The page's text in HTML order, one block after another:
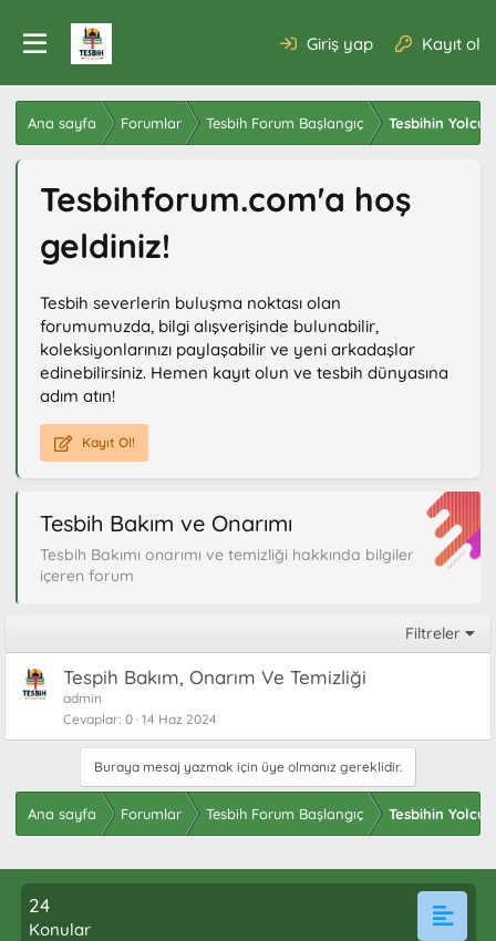
Giriş yap Kayıt ol
Ana sayfa Forumlar Tesbih Forum Başlangıç Tesbihin
Tesbihforum.com'a hoş
geldiniz!
Tesbih severlerin buluşma noktası olan
forumumuzda, bilgi alışverişinde bulunabilir,
koleksiyonlarınızı paylaşabilir ve yeni arkadaşlar
edinebilirsiniz. Hemen kayıt olun ve tesbih dünyasına
adım atın!
Kayıt Ol!
Tesbih Bakım ve Onarımı
Tesbih Bakımı onarımı ve temizliği hakkında bilgiler
içeren forum
Filtreler
Tespih Bakım, Onarım Ve Temizliği
admin
Cevaplar 0 14 Haz 2024
Buraya mesaj yazmak için üye olmanız gereklidir.
Ana sayfa Forumlar Tesbih Forum Başlangıç Tesbihin
24
Konular